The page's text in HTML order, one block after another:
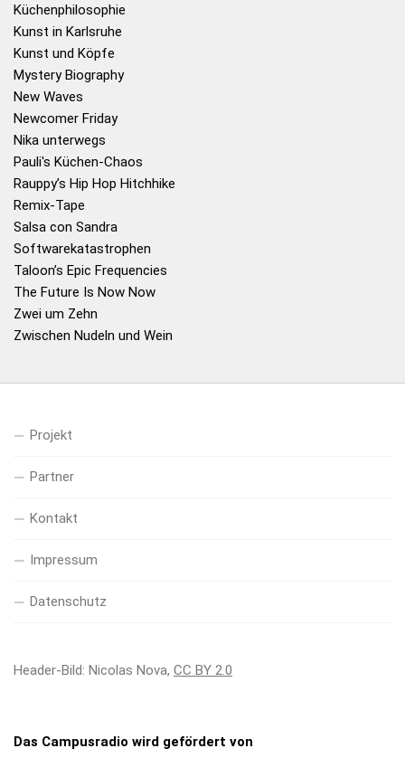
Küchenphilosophie
Kunst in Karlsruhe
Kunst und Köpfe
Mystery Biography
New Waves
Newcomer Friday
Nika unterwegs
Pauli's Küchen-Chaos
Rauppy’s Hip Hop Hitchhike
Remix-Tape
Salsa con Sandra
Softwarekatastrophen
Taloon’s Epic Frequencies
The Future Is Now Now
Zwei um Zehn
Zwischen Nudeln und Wein
Projekt
Partner
Kontakt
Impressum
Datenschutz
Header-Bild: Nicolas Nova, CC BY 2.0
Das Campusradio wird gefördert von